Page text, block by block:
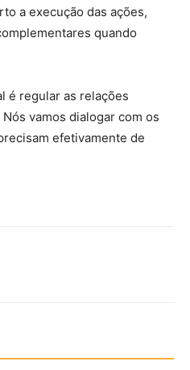
a execução das ações,
quando
é regular as relações
vamos dialogar com os
efetivamente de